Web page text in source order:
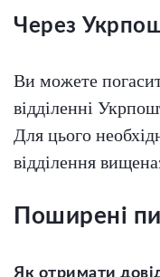
Через
Ви можете
відділенні
Для цього
відділення
Поширені
Як отримати